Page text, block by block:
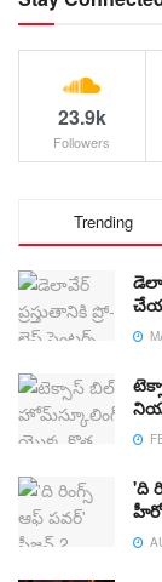
23.9k
Followers
Trending
'ది